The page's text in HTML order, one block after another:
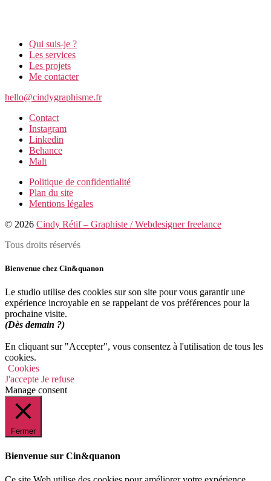
Qui suis-je ?
Les services
Les projets
Me contacter
hello@cindygraphisme.fr
Contact
Instagram
Linkedin
Behance
Malt
Politique de confidentialité
Plan du site
Mentions légales
© 2026 Cindy Rétif – Graphiste / Webdesigner freelance
Tous droits réservés
Bienvenue chez Cin&quanon
Le studio utilise des cookies sur son site pour vous garantir une
expérience incroyable en se rappelant de vos préférences pour la
prochaine visite.
(Dès demain ?)
En cliquant sur "Accepter", vous consentez à l'utilisation de tous les
cookies.
Cookies
J'accepte Je refuse
Manage consent
Fermer
Bienvenue sur Cin&quanon